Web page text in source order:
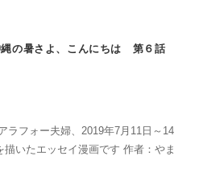
の暑さよ、こんにちは 第６話
ラフォー夫婦、2019年7月11日～14
いたエッセイ漫画です 作者：やま